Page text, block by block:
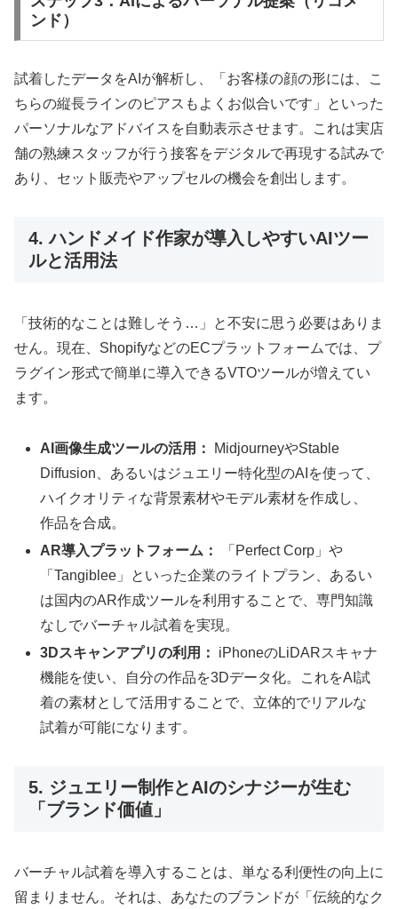
ンド）
試着したデータをAIが解析し、「お客様の顔の形には、こ
ちらの縦長ラインのピアスもよくお似合いです」といった
パーソナルなアドバイスを自動表示させます。これは実店
舗の熟練スタッフが行う接客をデジタルで再現する試みで
あり、セット販売やアップセルの機会を創出します。
4. ハンドメイド作家が導入しやすいAIツー
ルと活用法
「技術的なことは難しそう…」と不安に思う必要はありま
せん。現在、ShopifyなどのECプラットフォームでは、プ
ラグイン形式で簡単に導入できるVTOツールが増えてい
ます。
AI画像生成ツールの活用：
MidjourneyやStable
Diffusion、あるいはジュエリー特化型のAIを使って、
ハイクオリティな背景素材やモデル素材を作成し、
作品を合成。
AR導入プラットフォーム：
「Perfect Corp」や
「Tangiblee」といった企業のライトプラン、あるい
は国内のAR作成ツールを利用することで、専門知識
なしでバーチャル試着を実現。
3Dスキャンアプリの利用：
iPhoneのLiDARスキャナ
機能を使い、自分の作品を3Dデータ化。これをAI試
着の素材として活用することで、立体的でリアルな
試着が可能になります。
5. ジュエリー制作とAIのシナジーが生む
「ブランド価値」
バーチャル試着を導入することは、単なる利便性の向上に
留まりません。それは、あなたのブランドが「伝統的なク